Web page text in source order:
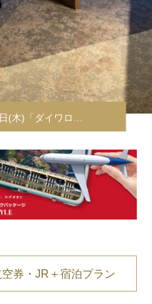
(木)「ダイワロ…
空券・JR＋宿泊プラン